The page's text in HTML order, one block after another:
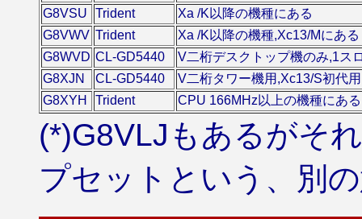
G8VSU
Trident
Xa /K以降の機種にある
G8VWV Trident
Xa /K以降の機種,Xc13/Mにある
G8WVD CL-GD5440
V二桁デスクトップ機のみ,1ス
G8XJN
CL-GD5440
V二桁タワー機用,Xc13/S初代
G8XYH
Trident CPU 166MHz以上の機種にあ
(*)G8VLJもあるがそ
プセットという、別